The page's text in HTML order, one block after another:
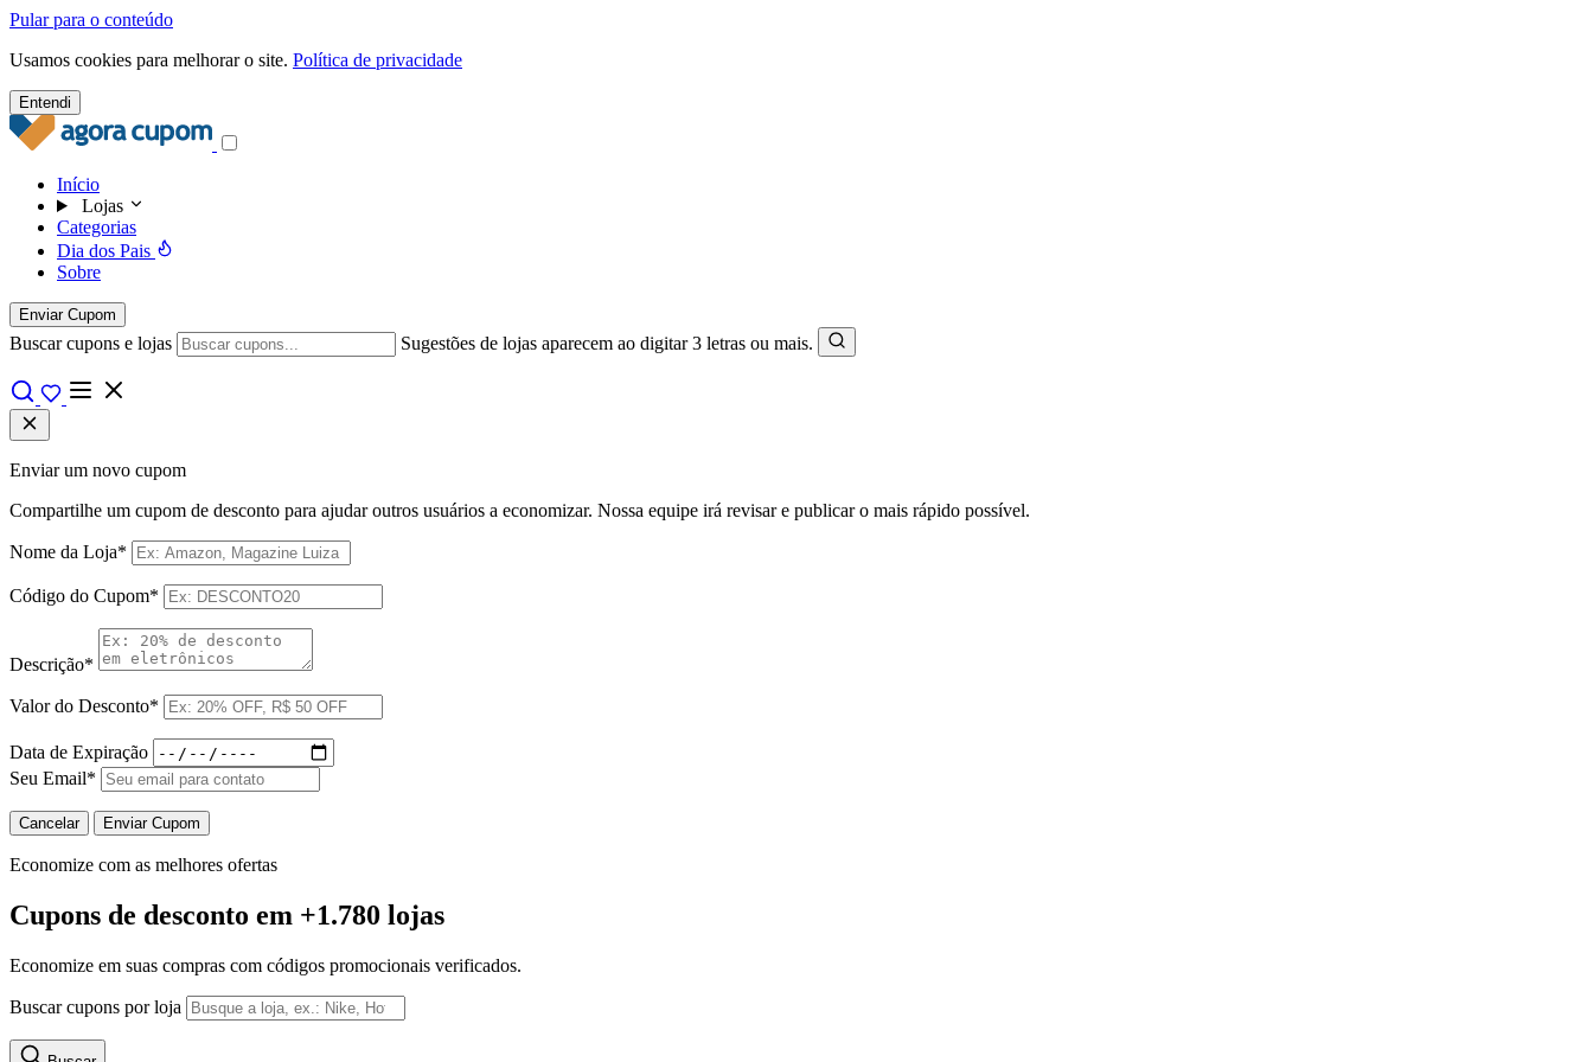
Pular para o conteúdo
Usamos cookies para melhorar o site. Política de privacidade
Entendi
Início
Lojas
Categorias
Dia dos Pais
Sobre
Enviar Cupom
Buscar cupons e lojas Sugestões de lojas aparecem ao digitar 3 letras ou mais.
Enviar um novo cupom
Compartilhe um cupom de desconto para ajudar outros usuários a economizar. Nossa equipe irá revisar e publicar o mais rápido possível.
Nome da Loja*
Código do Cupom*
Descrição*
Valor do Desconto*
Data de Expiração
Seu Email*
Cancelar Enviar Cupom
Economize com as melhores ofertas
Cupons de desconto em +1.780 lojas
Economize em suas compras com códigos promocionais verificados.
Buscar cupons por loja